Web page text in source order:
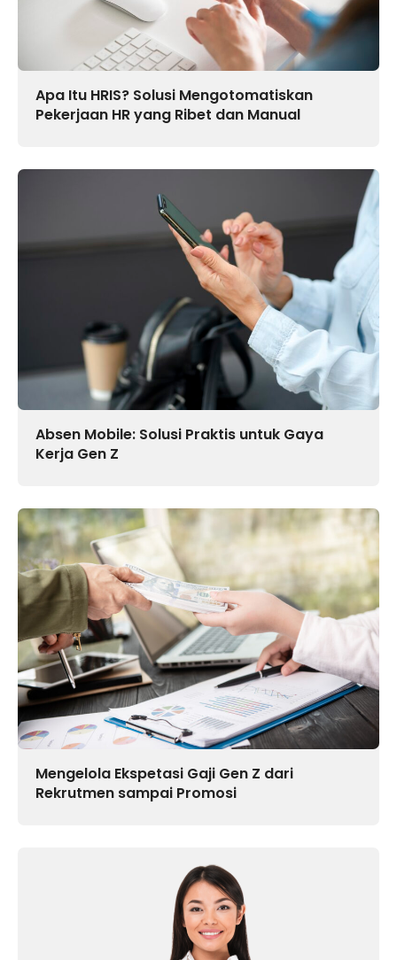
Apa Itu HRIS? Solusi Mengotomatiskan
Pekerjaan HR yang Ribet dan Manual
Absen Mobile: Solusi Praktis untuk Gaya
Kerja Gen Z
Mengelola Ekspetasi Gaji Gen Z dari
Rekrutmen sampai Promosi